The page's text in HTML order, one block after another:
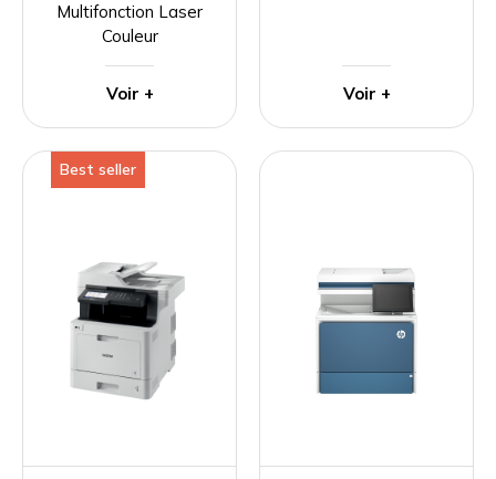
Multifonction Laser
Couleur
Voir + Voir +
Best seller